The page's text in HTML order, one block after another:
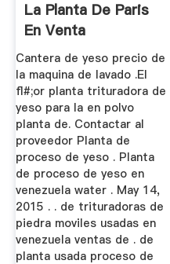
La Planta De Paris
En Venta
Cantera de yeso precio de
la maquina de lavado .El
fl#;or planta trituradora de
yeso para la en polvo
planta de. Contactar al
proveedor Planta de
proceso de yeso . Planta
de proceso de yeso en
venezuela water . May 14,
2015 . . de trituradoras de
piedra moviles usadas en
venezuela ventas de . de
planta usada proceso de